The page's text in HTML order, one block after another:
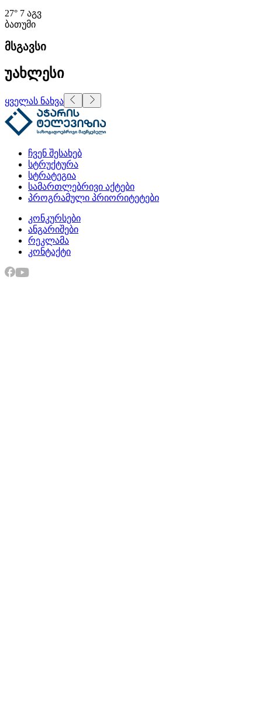
27° 7 აგვ
ბათუმი
მსგავსი
უახლესი
ყველას ნახვა
ჩვენ შესახებ
სტრუქტურა
სტრატეგია
სამართლებრივი აქტები
პროგრამული პრიორიტეტები
კონკურსები
ანგარიშები
რეკლამა
კონტაქტი